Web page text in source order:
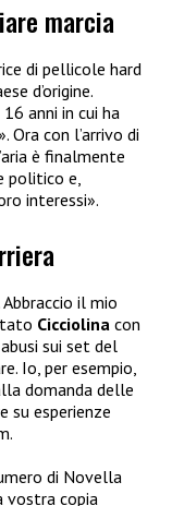
marcia
di pellicole hard
d’origine.
16 anni in cui ha
con l’arrivo di
è finalmente
politico e,
interessi».
il mio
Cicciolina con
sui set del
Io, per esempio,
domanda delle
su esperienze
di Novella
vostra copia